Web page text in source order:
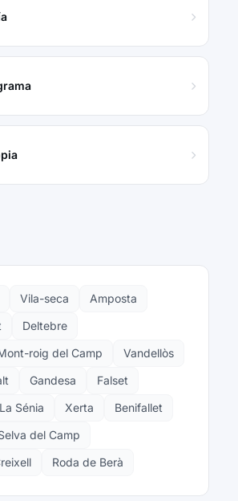
Vila-seca
Amposta
Deltebre
roig del Camp
Vandellòs
Gandesa
Falset
La Sénia Xerta
Benifallet
del Camp
Roda de Berà